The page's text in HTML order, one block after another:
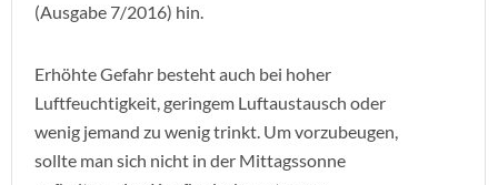
(Ausgabe 7/2016) hin.
Erhöhte Gefahr besteht auch bei hoher
Luftfeuchtigkeit, geringem Luftaustausch oder
wenig jemand zu wenig trinkt. Um vorzubeugen,
sollte man sich nicht in der Mittagssonne